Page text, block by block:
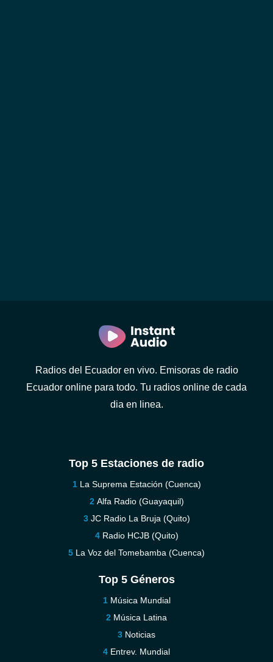
Radios del Ecuador en vivo. Emisoras de radio
Ecuador online para todo. Tu radios online de cada
dia en linea.
Top 5 Estaciones de radio
La Suprema Estación (Cuenca)
Alfa Radio (Guayaquil)
JC Radio La Bruja (Quito)
Radio HCJB (Quito)
La Voz del Tomebamba (Cuenca)
Top 5 Géneros
Música Mundial
Música Latina
Noticias
Entrev. Mundial